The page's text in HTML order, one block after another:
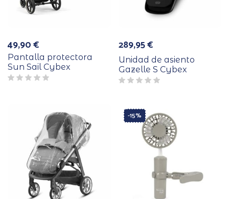
49,90€
Pantalla protectora
Sun Sail Cybex
289,95€
Unidad de asiento
Gazelle S Cybex
-15%